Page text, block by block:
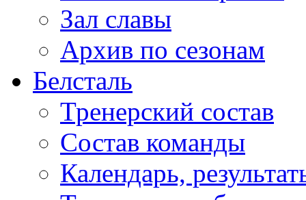
Зал славы
Архив по сезонам
Белсталь
Тренерский состав
Состав команды
Календарь,